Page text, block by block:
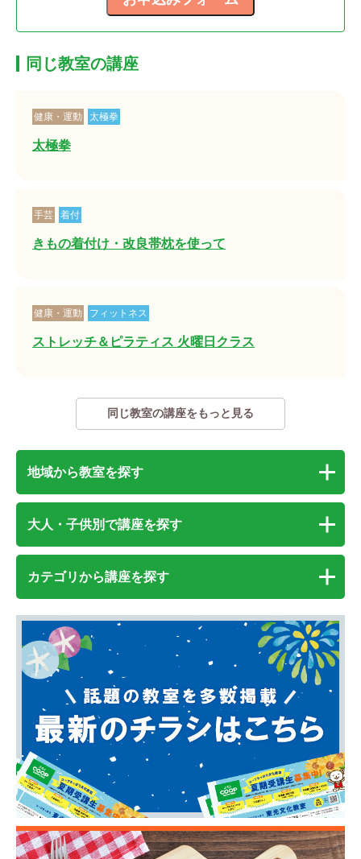
同じ教室の講座
健康・運動 太極拳
太極拳
手芸 着付
きもの着付け・改良帯枕を使って
健康・運動 フィットネス
ストレッチ＆ピラティス 火曜日クラス
同じ教室の講座をもっと見る
地域から教室を探す
大人・子供別で講座を探す
カテゴリから講座を探す